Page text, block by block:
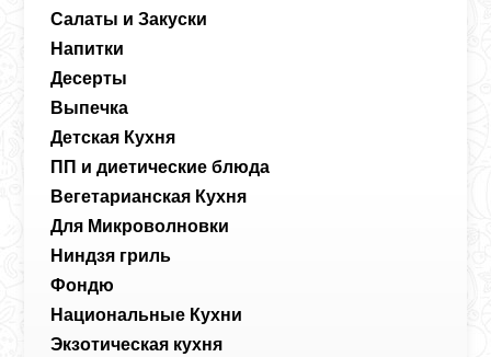
Салаты и Закуски
Напитки
Десерты
Выпечка
Детская Кухня
ПП и диетические блюда
Вегетарианская Кухня
Для Микроволновки
Ниндзя гриль
Фондю
Национальные Кухни
Экзотическая кухня